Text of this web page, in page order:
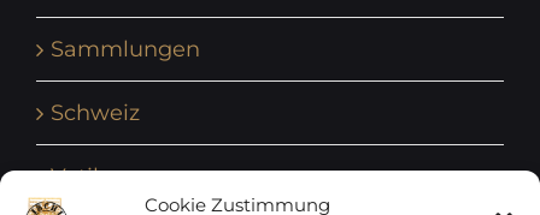
Cookie Zustimmung
Sammlungen
Schweiz
Vatikan